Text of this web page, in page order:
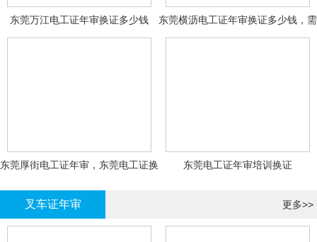
东莞万江电工证年审换证多少钱
东莞横沥电工证年审换证多少钱，需
要什么资料
东莞厚街电工证年审，东莞电工证换
东莞电工证年审培训换证
叉车证年审 更多>>